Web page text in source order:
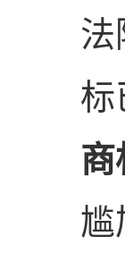
法
标
商
尴